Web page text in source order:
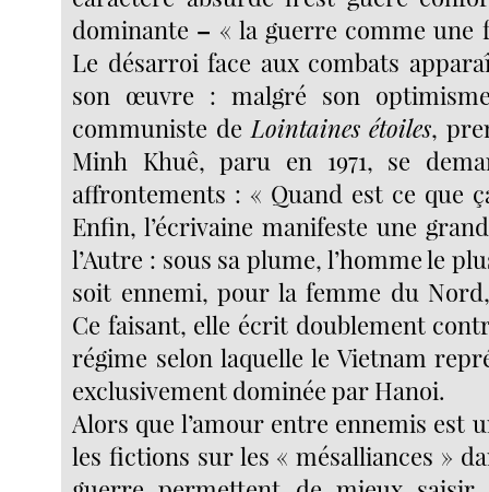
dominante – « la guerre comme une
Le désarroi face aux combats
son œuvre : malgré son
communiste de Lointaines étoiles,
Minh Khuê, paru en 1971, se
affrontements : « Quand est ce que
Enfin, l’écrivaine manifeste une
l’Autre : sous sa plume, l’homme le
soit ennemi, pour la femme du
Ce faisant, elle écrit doublement
régime selon laquelle le Vietnam
exclusivement dominée par Hanoi.
Alors que l’amour entre ennemis est
les fictions sur les « mésalliances »